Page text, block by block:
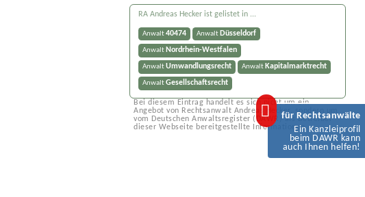
RA Andreas Hecker ist gelistet in ...
Anwalt40474 Anwalt Düsseldorf
Anwalt Nordrhein-Westfalen
AnwaltUmwandlungsrecht AnwaltKapitalmarktrecht
AnwaltGesellschaftsrecht
Bei diesem Eintrag handelt es sich nicht um ein
Angebot von Rechtsanwalt Andreas Hecker, sondern um
vom Deutschen Anwaltsregister (DAWR) als Betreiber
dieser Webseite bereitgestellte Informationen.
für Rechtsanwälte
Ein Kanzleiprofil
beim DAWR kann
auch Ihnen helfen!